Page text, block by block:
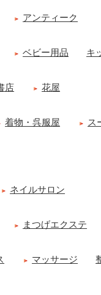
アンティーク
ベビー用品 キ
店 花屋
着物・呉服屋 ス
ネイルサロン
まつげエクステ
マッサージ